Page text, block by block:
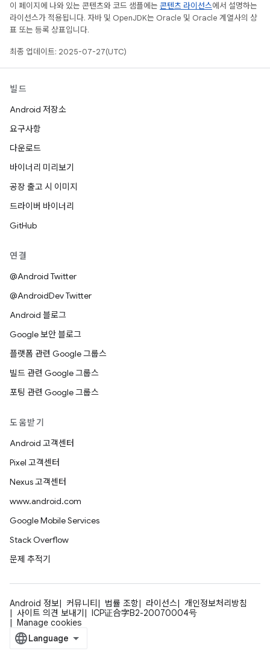
이 페이지에 나와 있는 콘텐츠와 코드 샘플에는 콘텐츠 라이선스에서 설명하는
라이선스가 적용됩니다. 자바 및 OpenJDK는 Oracle 및 Oracle 계열사의 상
표 또는 등록 상표입니다.
최종 업데이트: 2025-07-27(UTC)
빌드
Android 저장소
요구사항
다운로드
바이너리 미리보기
공장 출고 시 이미지
드라이버 바이너리
GitHub
연결
@Android Twitter
@AndroidDev Twitter
Android 블로그
Google 보안 블로그
플랫폼 관련 Google 그룹스
빌드 관련 Google 그룹스
포팅 관련 Google 그룹스
도움받기
Android 고객센터
Pixel 고객센터
Nexus 고객센터
www.android.com
Google Mobile Services
Stack Overflow
문제 추적기
Android 정보 커뮤니티 법률 조항 라이선스
개인정보처리방침
사이트 의견 보내기
ICP证合字B2-20070004号
Manage cookies